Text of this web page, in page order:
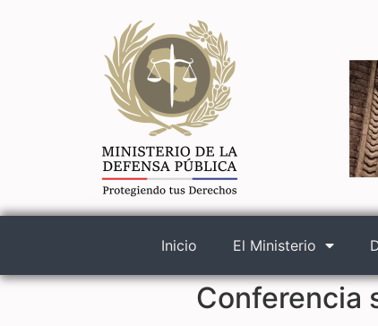
Inicio El Ministerio
Conferencia